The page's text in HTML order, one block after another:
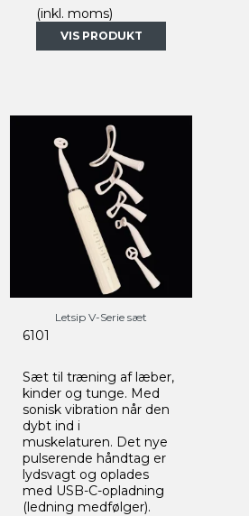
(inkl. moms)
VIS PRODUKT
Letsip V-Serie sæt
6101
Sæt til træning af læber,
kinder og tunge. Med
sonisk vibration når den
dybt ind i
muskelaturen. Det nye
pulserende håndtag er
lydsvagt og oplades
med USB-C-opladning
(ledning medfølger).